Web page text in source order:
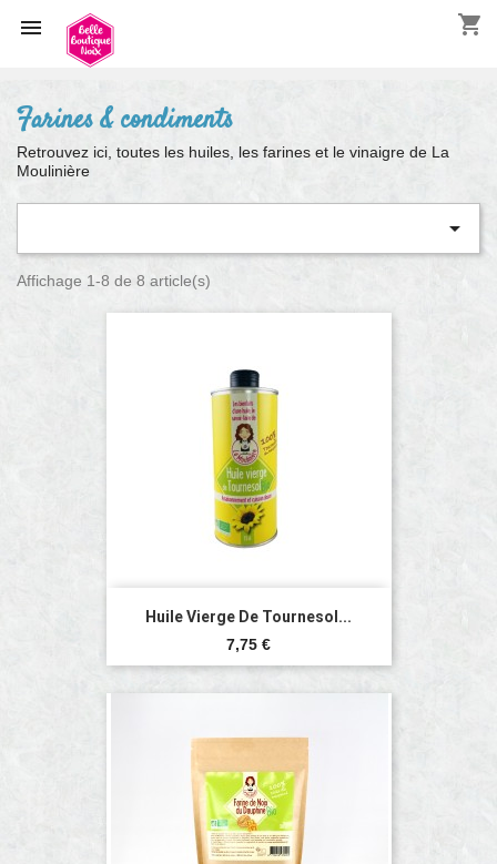
 shopping_cart
Farines & condiments
Retrouvez ici, toutes les huiles, les farines et le vinaigre de La
Moulinière

Affichage 1-8 de 8 article(s)
Huile Vierge De Tournesol...
Prix
7,75 €